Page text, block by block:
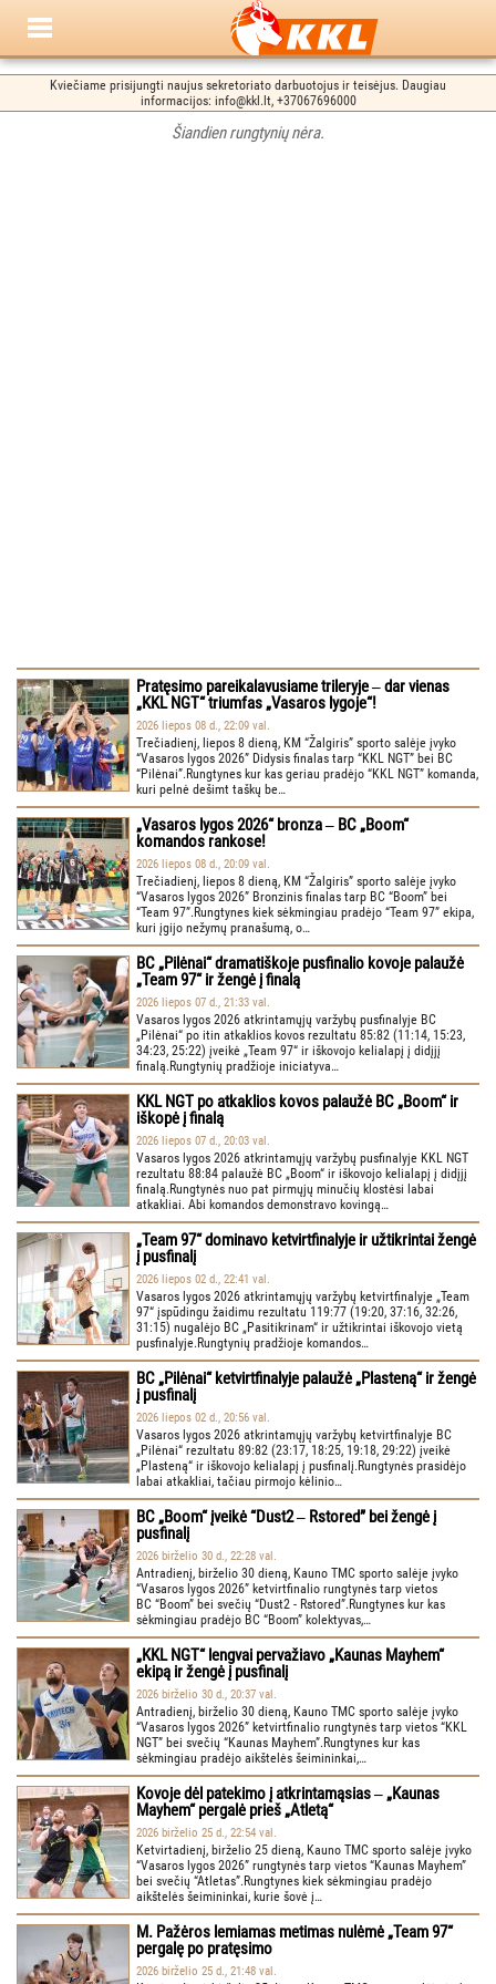
Kviečiame prisijungti naujus sekretoriato darbuotojus ir teisėjus. Daugiau
informacijos: info@kkl.lt, +37067696000
Šiandien rungtynių nėra.
Pratęsimo pareikalavusiame trileryje ‒ dar vienas
„KKL NGT“ triumfas „Vasaros lygoje“!
2026 liepos 08 d., 22:09 val.
Trečiadienį, liepos 8 dieną, KM “Žalgiris” sporto salėje įvyko
“Vasaros lygos 2026” Didysis finalas tarp “KKL NGT” bei BC
“Pilėnai”.Rungtynes kur kas geriau pradėjo “KKL NGT” komanda,
kuri pelnė dešimt taškų be…
„Vasaros lygos 2026“ bronza ‒ BC „Boom“
komandos rankose!
2026 liepos 08 d., 20:09 val.
Trečiadienį, liepos 8 dieną, KM “Žalgiris” sporto salėje įvyko
“Vasaros lygos 2026” Bronzinis finalas tarp BC “Boom” bei
“Team 97”.Rungtynes kiek sėkmingiau pradėjo “Team 97” ekipa,
kuri įgijo nežymų pranašumą, o…
BC „Pilėnai“ dramatiškoje pusfinalio kovoje palaužė
„Team 97“ ir žengė į finalą
2026 liepos 07 d., 21:33 val.
Vasaros lygos 2026 atkrintamųjų varžybų pusfinalyje BC
„Pilėnai“ po itin atkaklios kovos rezultatu 85:82 (11:14, 15:23,
34:23, 25:22) įveikė „Team 97“ ir iškovojo kelialapį į didįjį
finalą.Rungtynių pradžioje iniciatyva…
KKL NGT po atkaklios kovos palaužė BC „Boom“ ir
iškopė į finalą
2026 liepos 07 d., 20:03 val.
Vasaros lygos 2026 atkrintamųjų varžybų pusfinalyje KKL NGT
rezultatu 88:84 palaužė BC „Boom“ ir iškovojo kelialapį į didįjį
finalą.Rungtynės nuo pat pirmųjų minučių klostėsi labai
atkakliai. Abi komandos demonstravo kovingą…
„Team 97“ dominavo ketvirtfinalyje ir užtikrintai žengė
į pusfinalį
2026 liepos 02 d., 22:41 val.
Vasaros lygos 2026 atkrintamųjų varžybų ketvirtfinalyje „Team
97“ įspūdingu žaidimu rezultatu 119:77 (19:20, 37:16, 32:26,
31:15) nugalėjo BC „Pasitikrinam“ ir užtikrintai iškovojo vietą
pusfinalyje.Rungtynių pradžioje komandos…
BC „Pilėnai“ ketvirtfinalyje palaužė „Plasteną“ ir žengė
į pusfinalį
2026 liepos 02 d., 20:56 val.
Vasaros lygos 2026 atkrintamųjų varžybų ketvirtfinalyje BC
„Pilėnai“ rezultatu 89:82 (23:17, 18:25, 19:18, 29:22) įveikė
„Plasteną“ ir iškovojo kelialapį į pusfinalį.Rungtynės prasidėjo
labai atkakliai, tačiau pirmojo kėlinio…
BC „Boom“ įveikė “Dust2 ‒ Rstored” bei žengė į
pusfinalį
2026 birželio 30 d., 22:28 val.
Antradienį, birželio 30 dieną, Kauno TMC sporto salėje įvyko
“Vasaros lygos 2026” ketvirtfinalio rungtynės tarp vietos
BC “Boom” bei svečių “Dust2 - Rstored”.Rungtynes kur kas
sėkmingiau pradėjo BC “Boom” kolektyvas,…
„KKL NGT“ lengvai pervažiavo „Kaunas Mayhem“
ekipą ir žengė į pusfinalį
2026 birželio 30 d., 20:37 val.
Antradienį, birželio 30 dieną, Kauno TMC sporto salėje įvyko
“Vasaros lygos 2026” ketvirtfinalio rungtynės tarp vietos “KKL
NGT” bei svečių “Kaunas Mayhem”.Rungtynes kur kas
sėkmingiau pradėjo aikštelės šeimininkai,…
Kovoje dėl patekimo į atkrintamąsias ‒ „Kaunas
Mayhem“ pergalė prieš „Atletą“
2026 birželio 25 d., 22:54 val.
Ketvirtadienį, birželio 25 dieną, Kauno TMC sporto salėje įvyko
“Vasaros lygos 2026” rungtynės tarp vietos “Kaunas Mayhem”
bei svečių “Atletas”.Rungtynes kiek sėkmingiau pradėjo
aikštelės šeimininkai, kurie šovė į…
M. Pažėros lemiamas metimas nulėmė „Team 97“
pergalę po pratęsimo
2026 birželio 25 d., 21:48 val.